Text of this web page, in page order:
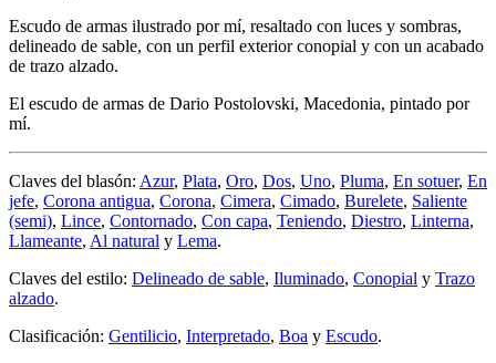
Escudo de armas ilustrado por mí, resaltado con luces y sombras,
delineado de sable, con un perfil exterior conopial y con un acabado
de trazo alzado.
El escudo de armas de Dario Postolovski, Macedonia, pintado por
mí.
Claves del blasón: Azur, Plata, Oro, Dos, Uno, Pluma, En sotuer, En
jefe, Corona antigua, Corona, Cimera, Cimado, Burelete, Saliente
(semi), Lince, Contornado, Con capa, Teniendo, Diestro, Linterna,
Llameante, Al natural y Lema.
Claves del estilo: Delineado de sable, Iluminado, Conopial y Trazo
alzado.
Clasificación: Gentilicio, Interpretado, Boa y Escudo.